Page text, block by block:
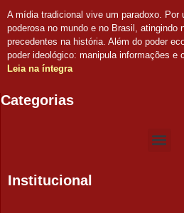
A mídia tradicional vive um paradoxo. Por
poderosa no mundo e no Brasil, atingindo
precedentes na história. Além do poder
poder ideológico: manipula informações e
Leia na íntegra
Categorias
Institucional